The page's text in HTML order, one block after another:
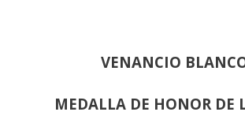
VENANCIO
MEDALLA DE HONOR DE